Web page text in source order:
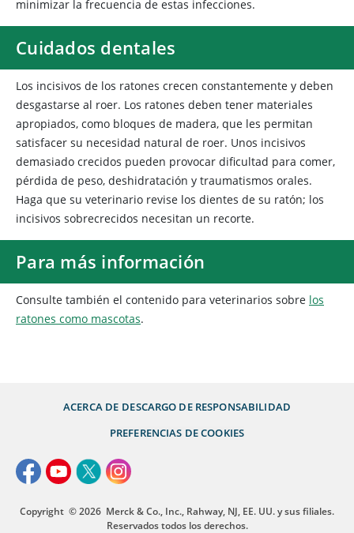
minimizar la frecuencia de estas infecciones.
Cuidados dentales
Los incisivos de los ratones crecen constantemente y deben
desgastarse al roer. Los ratones deben tener materiales
apropiados, como bloques de madera, que les permitan
satisfacer su necesidad natural de roer. Unos incisivos
demasiado crecidos pueden provocar dificultad para comer,
pérdida de peso, deshidratación y traumatismos orales.
Haga que su veterinario revise los dientes de su ratón; los
incisivos sobrecrecidos necesitan un recorte.
Para más información
Consulte también el contenido para veterinarios sobre los
ratones como mascotas.
ACERCA DE DESCARGO DE RESPONSABILIDAD
PREFERENCIAS DE COOKIES
Copyright © 2026 Merck & Co., Inc., Rahway, NJ, EE. UU. y sus filiales.
Reservados todos los derechos.